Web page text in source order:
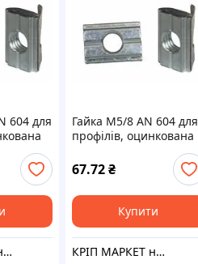
604 для
КРІП МАРКЕТ на Лесі Українки
Гайка М5/8 AN 604 для
профілів, оцинкована
67.72₴
Купити
КРІП МАРКЕТ на Лесі Українки